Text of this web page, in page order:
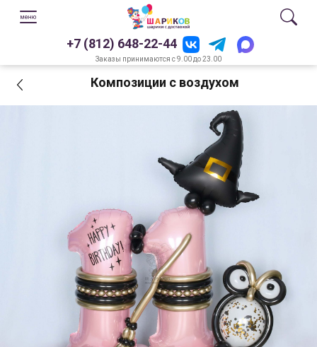
+7 (812) 648-22-44
Заказы принимаются с 9.00 до 23.00
Композиции с воздухом